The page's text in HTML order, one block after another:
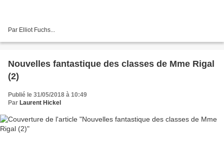
Par Elliot Fuchs...
Nouvelles fantastique des classes de Mme Rigal
(2)
Publié le 31/05/2018 à 10:49
Par Laurent Hickel